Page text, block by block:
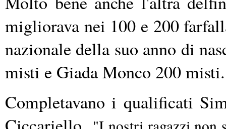
migliorava nei 100 e 200
nazionale della suo anno di
misti e Giada Monco 200 misti.
Completavano i qualificati